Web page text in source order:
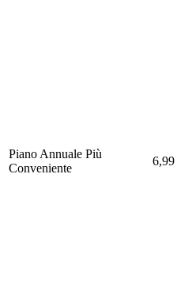
Piano Annuale Più
Conveniente
6,99